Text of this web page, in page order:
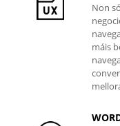
Non
máis